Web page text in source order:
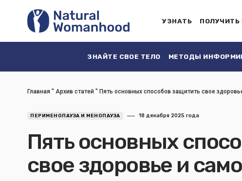
УЗНАТЬ
ЗНАЙТЕ СВОЕ ТЕЛО МЕТОДЫ
Главная " Архив статей " Пять основных способов защитить свое
ПЕРИМЕНОПАУЗА И МЕНОПАУЗА 18 декабря 2025 года
Пять основных
свое здоровье и